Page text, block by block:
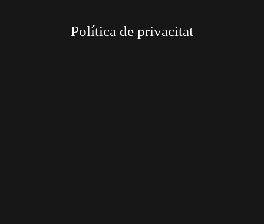
Política de privacitat